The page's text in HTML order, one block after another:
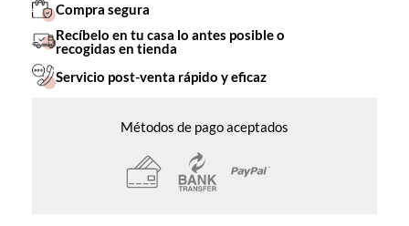
Compra segura
Recíbelo en tu casa lo antes posible o
recogidas en tienda
Servicio post-venta rápido y eficaz
Métodos de pago aceptados